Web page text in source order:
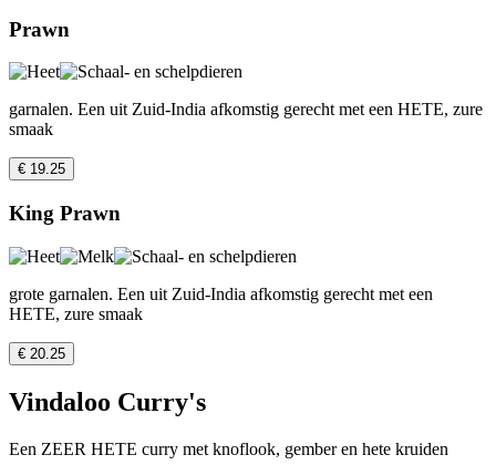
Prawn
garnalen. Een uit Zuid-India afkomstig gerecht met een HETE, zure
smaak
€ 19.25
King Prawn
grote garnalen. Een uit Zuid-India afkomstig gerecht met een
HETE, zure smaak
€ 20.25
Vindaloo Curry's
Een ZEER HETE curry met knoflook, gember en hete kruiden